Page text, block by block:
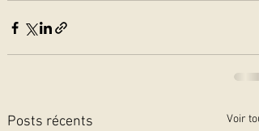
Posts récents Voir tout